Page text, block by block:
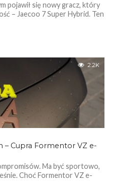
pojawił się nowy gracz, który
– Jaecoo 7 Super Hybrid. Ten
2.2K
Cupra Formentor VZ e-
Ma być sportowo,
Choć Formentor VZ e-